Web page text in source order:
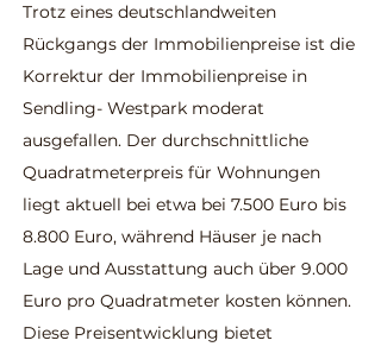
Trotz eines deutschlandweiten
Rückgangs der Immobilienpreise ist die
Korrektur der Immobilienpreise in
Sendling- Westpark moderat
ausgefallen. Der durchschnittliche
Quadratmeterpreis für Wohnungen
liegt aktuell bei etwa bei 7.500 Euro bis
8.800 Euro, während Häuser je nach
Lage und Ausstattung auch über 9.000
Euro pro Quadratmeter kosten können.
Diese Preisentwicklung bietet